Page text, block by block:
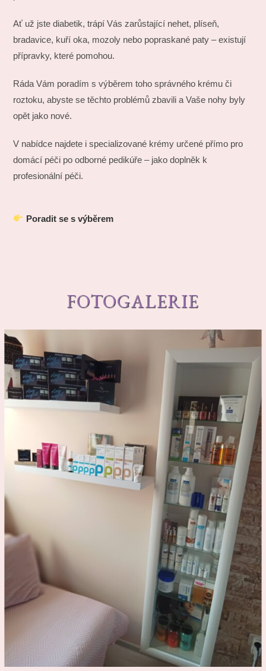
Ať už jste diabetik, trápí Vás zarůstající nehet, plíseň,
bradavice, kuří oka, mozoly nebo popraskané paty – existují
přípravky, které pomohou.
Ráda Vám poradím s výběrem toho správného krému či
roztoku, abyste se těchto problémů zbavili a Vaše nohy byly
opět jako nové.
V nabídce najdete i specializované krémy určené přímo pro
domácí péči po odborné pedikúře – jako doplněk k
profesionální péči.
Poradit se s výběrem
FOTOGALERIE